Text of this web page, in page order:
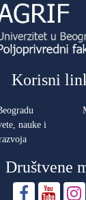
Korisni
nauke i
Društvene